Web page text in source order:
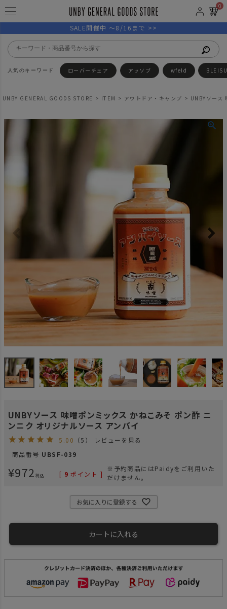
0
SALE開催中 ～8/16まで >>
ローバーチェア アッソブ wfeld
UNBY GENERAL GOODS STORE ITEM アウトドア・キャンプ UNBYソース
UNBYソース 味噌ポンミックス かねこみそ ポン酢 ニ
ンニク オリジナルソース アンバイ
5.00 （5）
レビューを見る
商品番号 UBSF-039
¥972 税込 [ 9 ポイント ]
※予約商品にはPaidyをご利用いた
だけません。
お気に入りに登録する
カートに入れる